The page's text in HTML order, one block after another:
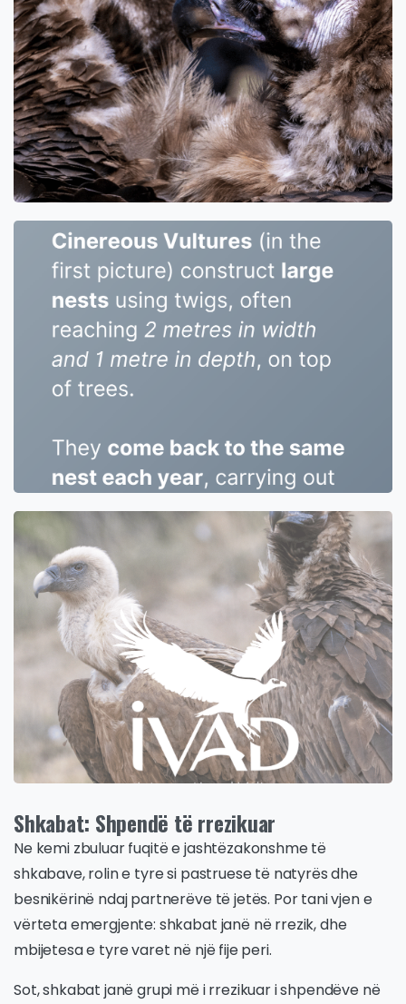
Shkabat: Shpendë të rrezikuar
Ne kemi zbuluar fuqitë e jashtëzakonshme të
shkabave, rolin e tyre si pastruese të natyrës dhe
besnikërinë ndaj partnerëve të jetës. Por tani vjen e
vërteta emergjente: shkabat janë në rrezik, dhe
mbijetesa e tyre varet në një fije peri.
Sot, shkabat janë grupi më i rrezikuar i shpendëve në